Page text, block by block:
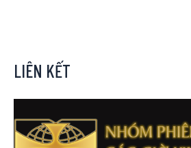
LIÊN KẾT